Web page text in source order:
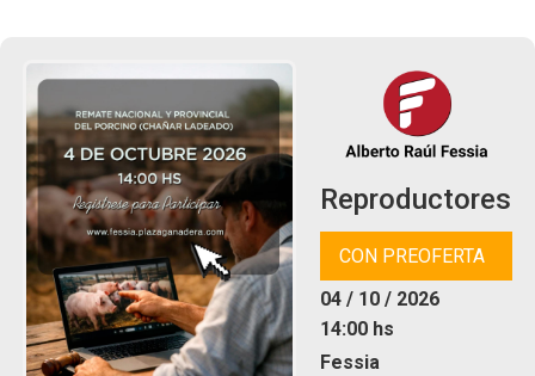
Reproductores
CON PREOFERTA
04 / 10 / 2026
14:00 hs
Fessia